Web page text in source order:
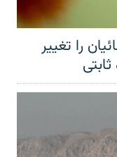
را تغییر